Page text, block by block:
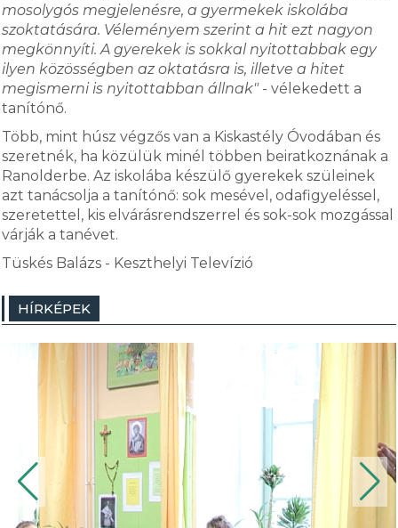
mosolygós megjelenésre, a gyermekek iskolába
szoktatására. Véleményem szerint a hit ezt nagyon
megkönnyíti. A gyerekek is sokkal nyitottabbak egy
ilyen közösségben az oktatásra is, illetve a hitet
megismerni is nyitottabban állnak" - vélekedett a
tanítónő.
Több, mint húsz végzős van a Kiskastély Óvodában és
szeretnék, ha közülük minél többen beiratkoznának a
Ranolderbe. Az iskolába készülő gyerekek szüleinek
azt tanácsolja a tanítónő: sok mesével, odafigyeléssel,
szeretettel, kis elvárásrendszerrel és sok-sok mozgással
várják a tanévet.
Tüskés Balázs - Keszthelyi Televízió
HÍRKÉPEK